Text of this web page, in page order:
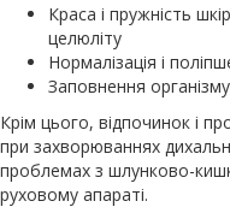
Краса і пружність
целюліту
Нормалізація і
Заповнення
Крім цього, відпочинок і
при захворюваннях
проблемах з шлунково-
руховому апараті.